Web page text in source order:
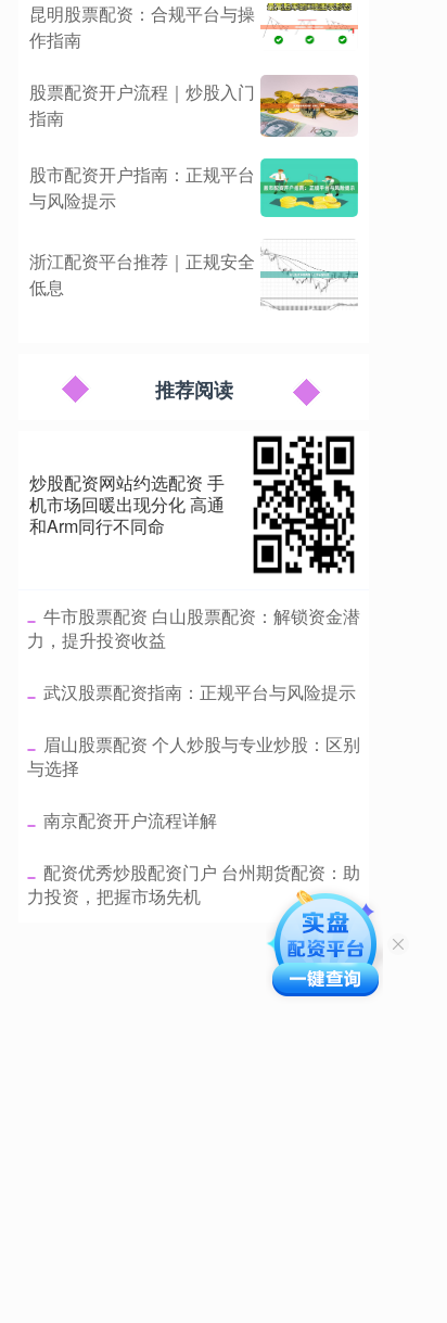
昆明股票配资：合规平台与操
作指南
股票配资开户流程｜炒股入门
指南
股市配资开户指南：正规平台
与风险提示
浙江配资平台推荐｜正规安全
低息
推荐阅读
炒股配资网站约选配资 手
机市场回暖出现分化 高通
和Arm同行不同命
​牛市股票配资 白山股票配资：解锁资金潜
力，提升投资收益
​武汉股票配资指南：正规平台与风险提示
​眉山股票配资 个人炒股与专业炒股：区别
与选择
​南京配资开户流程详解
​配资优秀炒股配资门户 台州期货配资：助
力投资，把握市场先机